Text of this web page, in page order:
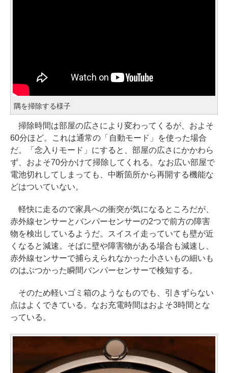
隅を掃除する様子
掃除時間は部屋の広さにより変わってくるが、およそ
60分ほど。これは通常の「自動モード」を使った場合
だ。「念入りモード」にすると、部屋の広さにかかわら
ず、およそ70分かけて掃除してくれる。なお広い部屋で
電池切れしてしまっても、中断箇所から再開する機能な
どはついていない。
軽快に走るので家具への衝突が気になるところだが、
赤外線センサーとバンパーセンサーの2つで前方の障害
物を検出しているようだ。スイスイ走っていても壁が近
くなると減速。そばに壁や障害物がある場合も減速し、
赤外線センサーで捕らえられなかった小さいもの細いも
のはぶつかった瞬間バンパーセンサーで検知する。
そのため軽いゴミ箱のようなものでも、引きずらない
点はよくできている。なお充電時間はおよそ3時間とな
っている。